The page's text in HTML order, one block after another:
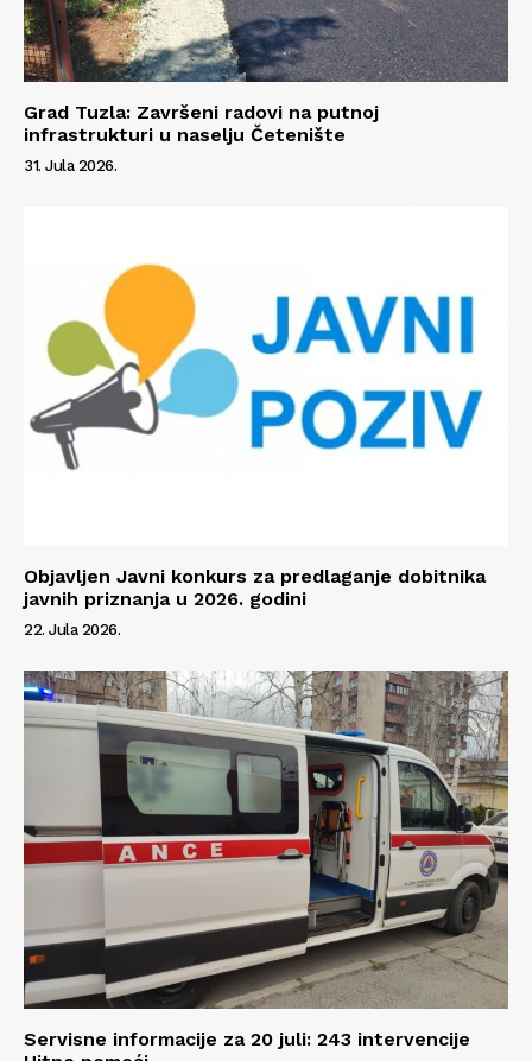
O nama
Kontakt
Impressum
Grad Tuzla: Završeni radovi na putnoj
infrastrukturi u naselju Četenište
31. Jula 2026.
Objavljen Javni konkurs za predlaganje dobitnika
javnih priznanja u 2026. godini
22. Jula 2026.
Servisne informacije za 20 juli: 243 intervencije